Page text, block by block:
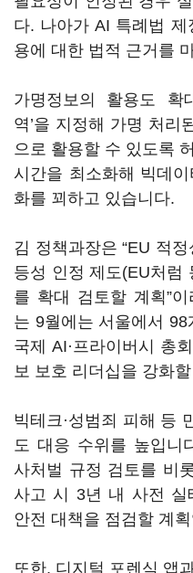
다. 나아가 AI 특례법
용에 대한 법적 근거를
가명정보의 활용도 확
역’을 지정해 가명 처리
으로 활용할 수 있도록
시간을 최소화해 빅데
화를 꾀하고 있습니다.
김 정책과장은 “EU 적
등성 인정 제도(EU처럼
를 확대 검토할 계획”
는 9월에는 서울에서
국제 AI·프라이버시 총
보 보호 리더십을 강화
빅테크·성범죄 피해 등
도 대응 수위를 높입니
사처벌 규정 검토를 비
사고 시 3년 내 사전 실
안전 대책을 점검할 계
또한, 디지털 포렌식 앱